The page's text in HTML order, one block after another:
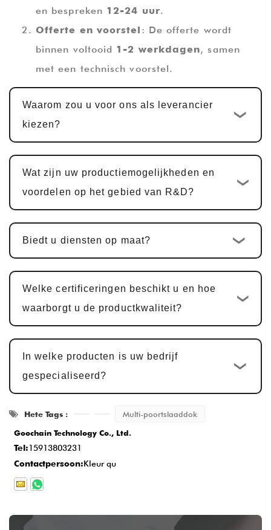
en bespreken 12-24 uur.
Offerte en voorstel : De offerte wordt
binnen voltooid 1-2 werkdagen, samen
met een technisch voorstel.
Ontwerp en ontwikkeling op maat:
Zodra de offerte is bevestigd, is de
standaard ontwikkelingscyclus op maat
15 werkdagen. Voor multifunctionele
doorgaans hetzelfde25-30 dagen.
Voorbeeldbevestiging en wijzigingen:
Wij bieden monsters ter bevestiging van de
Massaproductie en kwaliteitsinspectie:
Na monstergoedkeuring vindt de
productiecyclus plaats
zodat elk detail aan de norm voldoet.
Levering en service na verkoop
de productie is voltooid, is de levertijd
de klanttevredenheid te garanderen.
Waarom zou u voor ons als leverancier
kiezen?
Wat zijn uw productiemogelijkheden en
voordelen op het gebied van R&D?
Biedt u diensten op maat?
Welke certificeringen beschikt u en hoe
waarborgt u de productkwaliteit?
In welke producten is uw bedrijf
gespecialiseerd?
Hete Tags :
Multi-poortslaaddok
Goochain Technology Co., Ltd.
Tel:15913803231
Contactpersoon:Kleur qu